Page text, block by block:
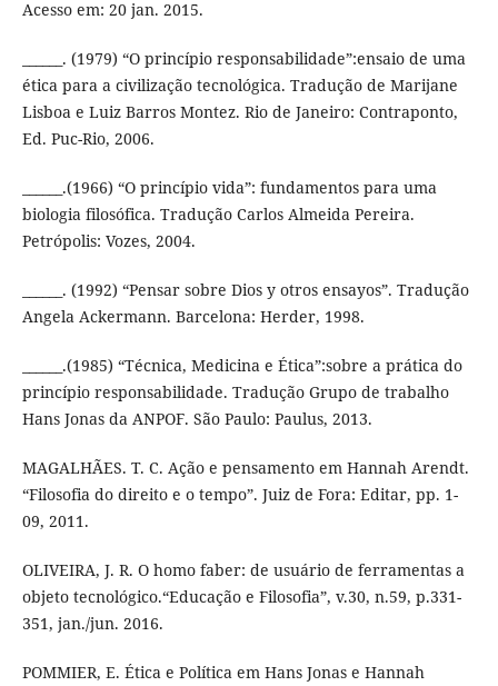
Acesso em: 20 jan. 2015.
______. (1979) “O princípio responsabilidade”:ensaio de uma
ética para a civilização tecnológica. Tradução de Marijane
Lisboa e Luiz Barros Montez. Rio de Janeiro: Contraponto,
Ed. Puc-Rio, 2006.
______.(1966) “O princípio vida”: fundamentos para uma
biologia filosófica. Tradução Carlos Almeida Pereira.
Petrópolis: Vozes, 2004.
______. (1992) “Pensar sobre Dios y otros ensayos”. Tradução
Angela Ackermann. Barcelona: Herder, 1998.
______.(1985) “Técnica, Medicina e Ética”:sobre a prática do
princípio responsabilidade. Tradução Grupo de trabalho
Hans Jonas da ANPOF. São Paulo: Paulus, 2013.
MAGALHÃES. T. C. Ação e pensamento em Hannah Arendt.
“Filosofia do direito e o tempo”. Juiz de Fora: Editar, pp. 1-
09, 2011.
OLIVEIRA, J. R. O homo faber: de usuário de ferramentas a
objeto tecnológico.“Educação e Filosofia”, v.30, n.59, p.331-
351, jan./jun. 2016.
POMMIER, E. Ética e Política em Hans Jonas e Hannah